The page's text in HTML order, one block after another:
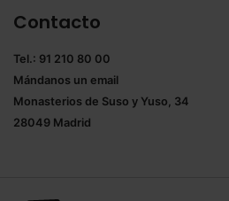
Contacto
Tel.: 91 210 80 00
Mándanos un email
Monasterios de Suso y Yuso, 34
28049 Madrid